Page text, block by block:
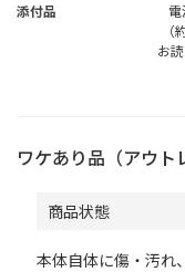
添付品
お
ワケあり品（アウト
商品状態
本体自体に傷・汚れ